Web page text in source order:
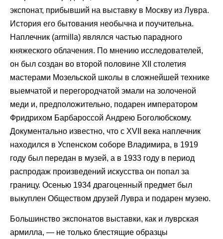
экспонат, прибывший на выставку в Москву из Лувра.
История его бытования необычна и поучительна.
Наплечник (armilla) являлся частью парадного
княжеского облачения. По мнению исследователей,
он был создан во второй половине XII столетия
мастерами Мозельской школы в сложнейшей технике
выемчатой и перегородчатой эмали на золоченой
меди и, предположительно, подарен императором
Фридрихом Барбароссой Андрею Боголюбскому.
Документально известно, что с XVII века наплечник
находился в Успенском соборе Владимира, в 1919
году был передан в музей, а в 1933 году в период
распродаж произведений искусства он попал за
границу. Осенью 1934 драгоценный предмет был
выкуплен Обществом друзей Лувра и подарен музею.
Большинство экспонатов выставки, как и луврская
армилла, — не только блестящие образцы